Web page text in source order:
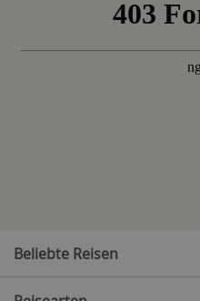
Beliebte Reisen